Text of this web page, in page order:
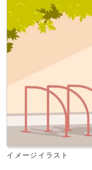
イメージイラスト